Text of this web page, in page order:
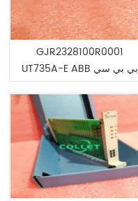
GJR2328100R0001
UT735A-E ABB بي بي سي